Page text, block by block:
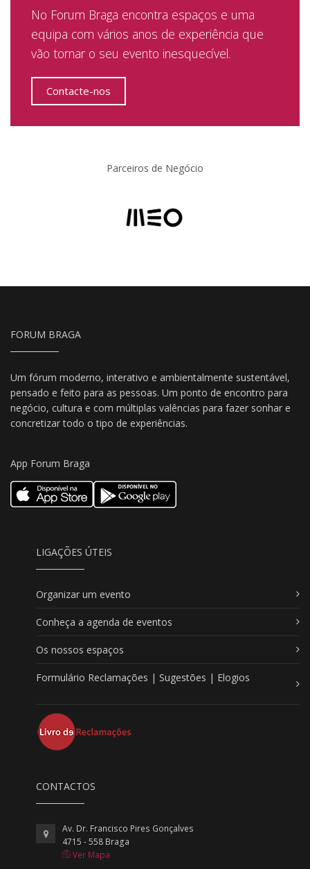
No Forum Braga encontra espaços e uma
equipa com vários anos de experiência que
vão tornar o seu evento inesquecível.
Contacte-nos
Parceiros de Negócio
FORUM BRAGA
Um fórum moderno, interativo e ambientalmente sustentável,
pensado e feito para as pessoas. Um ponto de encontro para
negócio, cultura e com múltiplas valências para fazer sonhar e
concretizar todo o tipo de experiências.
App Forum Braga
LIGAÇÕES ÚTEIS
Organizar um evento
Conheça a agenda de eventos
Os nossos espaços
Formulário Reclamações | Sugestões | Elogios
CONTACTOS
Av. Dr. Francisco Pires Gonçalves
4715 - 558 Braga
Ver Mapa